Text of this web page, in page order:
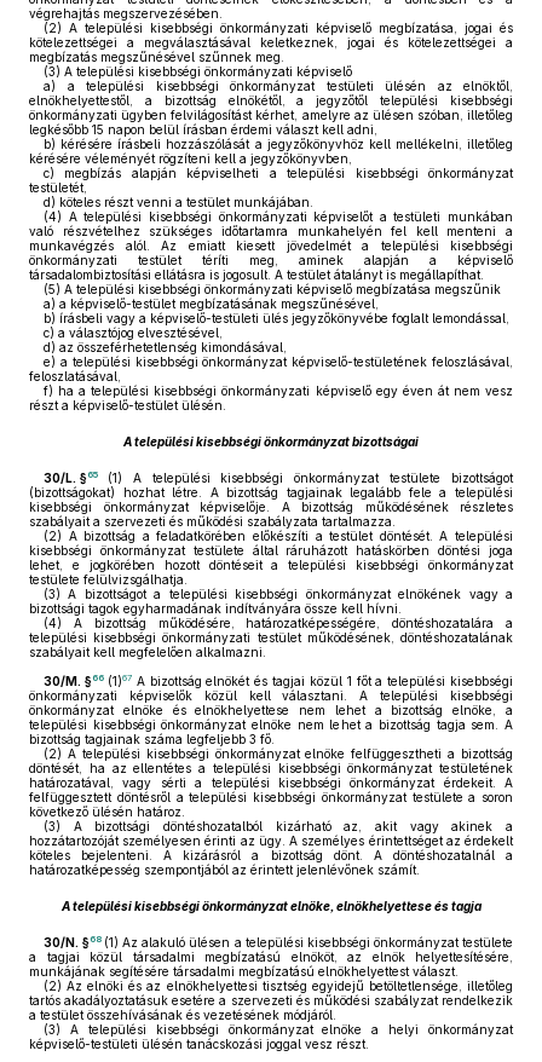
végrehajtás megszervezésében.
(2) A települési kisebbségi önkormányzati képviselő megbízatása, jogai és
kötelezettségei a megválasztásával keletkeznek, jogai és kötelezettségei a
megbízatás megszűnésével szűnnek meg.
(3) A települési kisebbségi önkormányzati képviselő
a) a települési kisebbségi önkormányzat testületi ülésén az elnöktől,
elnökhelyettestől, a bizottság elnökétől, a jegyzőtől települési kisebbségi
önkormányzati ügyben felvilágosítást kérhet, amelyre az ülésen szóban, illetőleg
legkésőbb 15 napon belül írásban érdemi választ kell adni,
b) kérésére írásbeli hozzászólását a jegyzőkönyvhöz kell mellékelni, illetőleg
kérésére véleményét rögzíteni kell a jegyzőkönyvben,
c) megbízás alapján képviselheti a települési kisebbségi önkormányzat
testületét,
d) köteles részt venni a testület munkájában.
(4) A települési kisebbségi önkormányzati képviselőt a testületi munkában
való részvételhez szükséges időtartamra munkahelyén fel kell menteni a
munkavégzés alól. Az emiatt kiesett jövedelmét a települési kisebbségi
önkormányzati testület téríti meg, aminek alapján a képviselő
társadalombiztosítási ellátásra is jogosult. A testület átalányt is megállapíthat.
(5) A települési kisebbségi önkormányzati képviselő megbízatása megszűnik
a) a képviselő-testület megbízatásának megszűnésével,
b) írásbeli vagy a képviselő-testületi ülés jegyzőkönyvébe foglalt lemondással,
c) a választójog elvesztésével,
d) az összeférhetetlenség kimondásával,
e) a települési kisebbségi önkormányzat képviselő-testületének feloszlásával,
feloszlatásával,
f) ha a települési kisebbségi önkormányzati képviselő egy éven át nem vesz
részt a képviselő-testület ülésén.
A települési kisebbségi önkormányzat bizottságai
30/L. §65 (1) A települési kisebbségi önkormányzat testülete bizottságot
(bizottságokat) hozhat létre. A bizottság tagjainak legalább fele a települési
kisebbségi önkormányzat képviselője. A bizottság működésének részletes
szabályait a szervezeti és működési szabályzata tartalmazza.
(2) A bizottság a feladatkörében előkészíti a testület döntését. A települési
kisebbségi önkormányzat testülete által ráruházott hatáskörben döntési joga
lehet, e jogkörében hozott döntéseit a települési kisebbségi önkormányzat
testülete felülvizsgálhatja.
(3) A bizottságot a települési kisebbségi önkormányzat elnökének vagy a
bizottsági tagok egyharmadának indítványára össze kell hívni.
(4) A bizottság működésére, határozatképességére, döntéshozatalára a
települési kisebbségi önkormányzati testület működésének, döntéshozatalának
szabályait kell megfelelően alkalmazni.
30/M. §66 (1)67A bizottság elnökét és tagjai közül 1 főt a települési kisebbségi
önkormányzati képviselők közül kell választani. A települési kisebbségi
önkormányzat elnöke és elnökhelyettese nem lehet a bizottság elnöke, a
települési kisebbségi önkormányzat elnöke nem lehet a bizottság tagja sem. A
bizottság tagjainak száma legfeljebb 3 fő.
(2) A települési kisebbségi önkormányzat elnöke felfüggesztheti a bizottság
döntését, ha az ellentétes a települési kisebbségi önkormányzat testületének
határozatával, vagy sérti a települési kisebbségi önkormányzat érdekeit. A
felfüggesztett döntésről a települési kisebbségi önkormányzat testülete a soron
következő ülésén határoz.
(3) A bizottsági döntéshozatalból kizárható az, akit vagy akinek a
hozzátartozóját személyesen érinti az ügy. A személyes érintettséget az érdekelt
köteles bejelenteni. A kizárásról a bizottság dönt. A döntéshozatalnál a
határozatképesség szempontjából az érintett jelenlévőnek számít.
A települési kisebbségi önkormányzat elnöke, elnökhelyettese és tagja
30/N. §68 (1) Az alakuló ülésen a települési kisebbségi önkormányzat testülete
a tagjai közül társadalmi megbízatású elnököt, az elnök helyettesítésére,
munkájának segítésére társadalmi megbízatású elnökhelyettest választ.
(2) Az elnöki és az elnökhelyettesi tisztség egyidejű betöltetlensége, illetőleg
tartós akadályoztatásuk esetére a szervezeti és működési szabályzat rendelkezik
a testület összehívásának és vezetésének módjáról.
(3) A települési kisebbségi önkormányzat elnöke a helyi önkormányzat
képviselő-testületi ülésén tanácskozási joggal vesz részt.